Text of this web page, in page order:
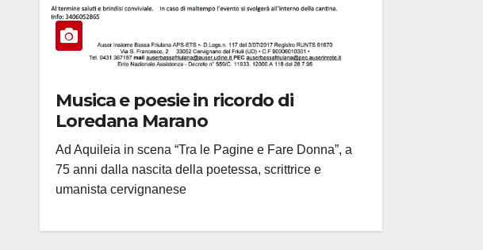
Musica e poesie in ricordo di
Loredana Marano
Ad Aquileia in scena “Tra le Pagine e Fare Donna”, a
75 anni dalla nascita della poetessa, scrittrice e
umanista cervignanese